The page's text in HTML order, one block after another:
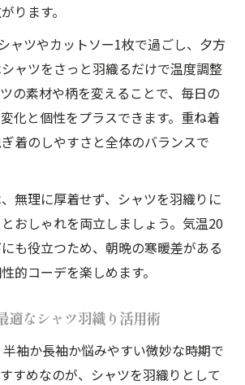
ーデで昼夜の気温差を簡単攻略
服装レディースにも効く重ね着術
織りで朝晩の冷え対策も万全
も解消する個性的コーデの工夫
服装40代向けも意識した着回し
で体型も清潔感も叶う方法
服装60代にもおすすめの着こなし
視の個性的コーデ春夏スタイル
織りで気温差にも柔軟に対応
わないシャツ活用スタイル
ーデで気温20度の迷いも解消
20度アウター選びのポイント
ります。
ャツやカットソー1枚で過ごし、夕方
ャツをさっと羽織るだけで温度調整
の素材や柄を変えることで、毎日の
化と個性をプラスできます。重ね着
着のしやすさと全体のバランスで
無理に厚着せず、シャツを羽織りに
おしゃれを両立しましょう。気温20
も役立つため、朝晩の寒暖差がある
的コーデを楽しめます。
適なシャツ羽織り活用術
袖か長袖か悩みやすい微妙な時期で
すめなのが、シャツを羽織りとして